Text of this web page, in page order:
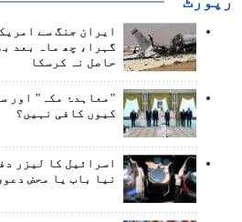
ایران جنگ سے
گہرا، چھ ماہ بعد
حاصل نہ کرسکا
"معاہدۂ مکہ" اور
کیوں کافی نہیں؟
اسرائیل کا لیزر
نیا باب یا محض